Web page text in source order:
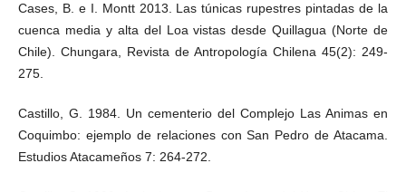
Cases, B. e I. Montt 2013. Las túnicas rupestres pintadas de la
cuenca media y alta del Loa vistas desde Quillagua (Norte de
Chile). Chungara, Revista de Antropología Chilena 45(2): 249-
275.
Castillo, G. 1984. Un cementerio del Complejo Las Animas en
Coquimbo: ejemplo de relaciones con San Pedro de Atacama.
Estudios Atacameños 7: 264-272.